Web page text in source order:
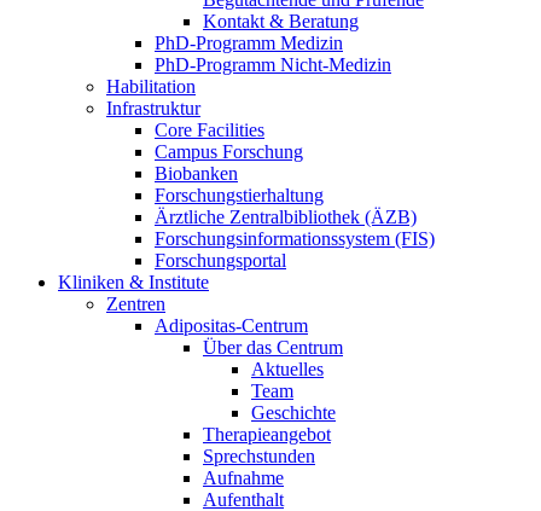
Kontakt & Beratung
PhD-Programm Medizin
PhD-Programm Nicht-Medizin
Habilitation
Infrastruktur
Core Facilities
Campus Forschung
Biobanken
Forschungstierhaltung
Ärztliche Zentralbibliothek (ÄZB)
Forschungsinformationssystem (FIS)
Forschungsportal
Kliniken & Institute
Zentren
Adipositas-Centrum
Über das Centrum
Aktuelles
Team
Geschichte
Therapieangebot
Sprechstunden
Aufnahme
Aufenthalt